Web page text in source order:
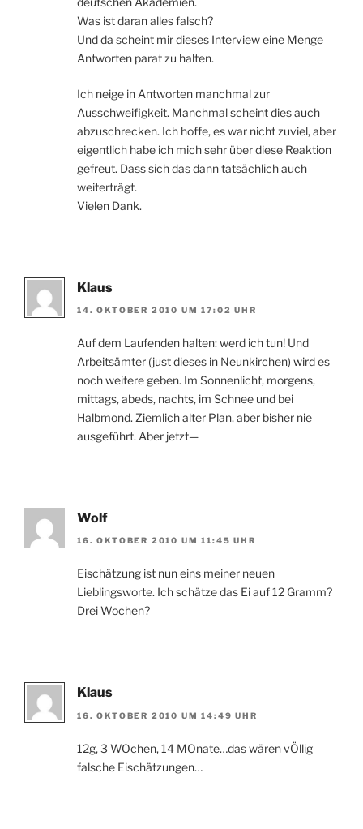
Was ist daran alles falsch?
Und da scheint mir dieses Interview eine Menge
Antworten parat zu halten.
Ich neige in Antworten manchmal zur
Ausschweifigkeit. Manchmal scheint dies auch
abzuschrecken. Ich hoffe, es war nicht zuviel, aber
eigentlich habe ich mich sehr über diese Reaktion
gefreut. Dass sich das dann tatsächlich auch
weiterträgt.
Vielen Dank.
Klaus
14. OKTOBER 2010 UM 17:02 UHR
Auf dem Laufenden halten: werd ich tun! Und
Arbeitsämter (just dieses in Neunkirchen) wird es
noch weitere geben. Im Sonnenlicht, morgens,
mittags, abeds, nachts, im Schnee und bei
Halbmond. Ziemlich alter Plan, aber bisher nie
ausgeführt. Aber jetzt—
Wolf
16. OKTOBER 2010 UM 11:45 UHR
Eischätzung ist nun eins meiner neuen
Lieblingsworte. Ich schätze das Ei auf 12 Gramm?
Drei Wochen?
Klaus
16. OKTOBER 2010 UM 14:49 UHR
12g, 3 WOchen, 14 MOnate…das wären vÖllig
falsche Eischätzungen…